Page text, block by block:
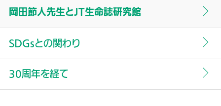
名誉館長よりご挨拶
中村桂子年度ごとのご挨拶
岡田節人先生とJT生命誌研究館
SDGsとの関わり
30周年を経て